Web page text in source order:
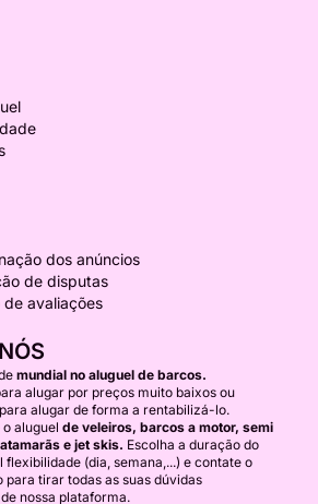
dos anúncios
de disputas
avaliações
mundial no aluguel de barcos.
alugar por preços muito baixos ou
alugar de forma a rentabilizá-lo.
aluguel de veleiros, barcos a motor, semi
e jet skis. Escolha a duração do
flexibilidade (dia, semana,...) e contate o
tirar todas as suas dúvidas
nossa plataforma.